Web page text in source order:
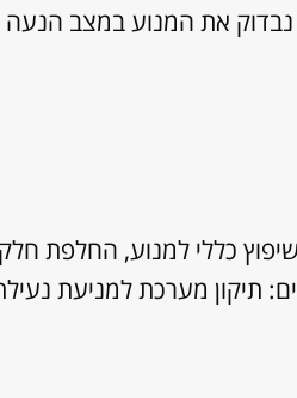
את המנוע במצב הנעה
כללי למנוע, החלפת חלקי